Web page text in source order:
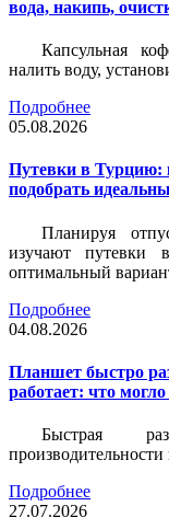
вода, накипь,
Капсульная
налить воду,
Подробнее
05.08.2026
Путевки в Турцию:
подобрать
Планируя
изучают
оптимальный
Подробнее
04.08.2026
Планшет быстро
работает: что
Быстрая
Подробнее
27.07.2026